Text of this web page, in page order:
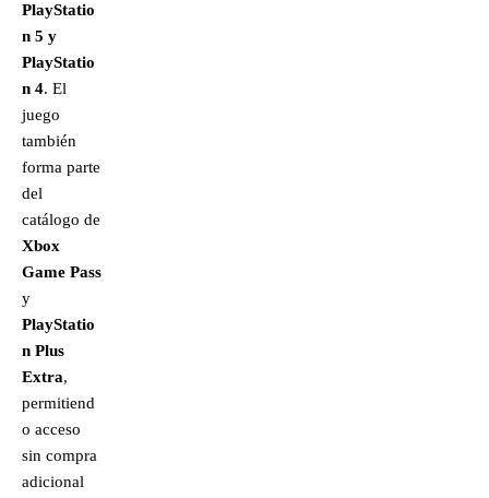
PlayStatio
n 5 y
PlayStatio
n 4. El
juego
también
forma parte
del
catálogo de
Xbox
Game Pass
y
PlayStatio
n Plus
Extra,
permitiend
o acceso
sin compra
adicional